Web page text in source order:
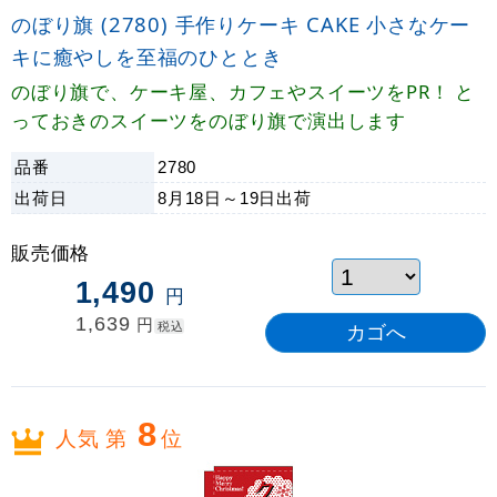
のぼり旗 (2780) 手作りケーキ CAKE 小さなケー
キに癒やしを至福のひととき
のぼり旗で、ケーキ屋、カフェやスイーツをPR！ と
っておきのスイーツをのぼり旗で演出します
品番 2780
出荷日 8月18日～19日 出荷
販売価格
1,490 円
1,639 円 税込
人気 第 8位